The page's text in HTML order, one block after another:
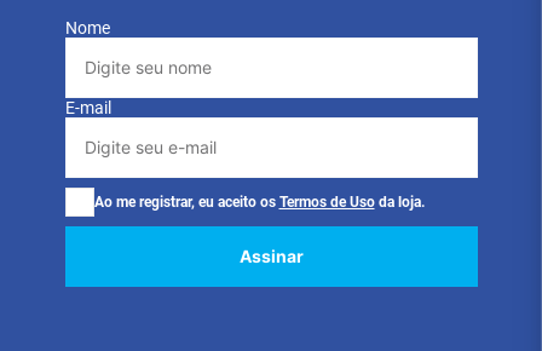
Nome
E-mail
Ao me registrar, eu aceito os Termos de Uso da loja.
Assinar